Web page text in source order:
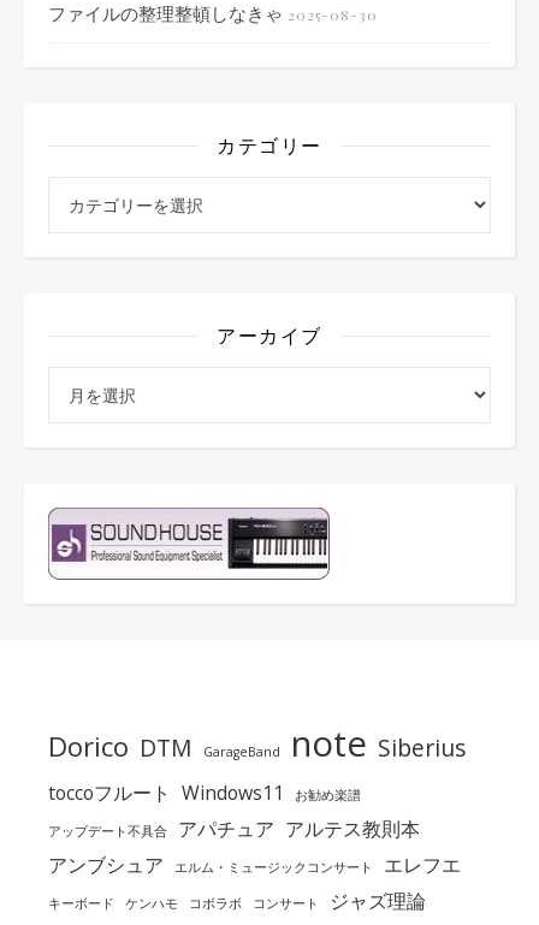
ファイルの整理整頓しなきゃ 2025-08-30
カテゴリー
アーカイブ
Dorico DTM GarageBand note Siberius
toccoフルート Windows11 お勧め楽譜
アップデート不具合 アパチュア アルテス教則本
アンブシュア
エルム・ミュージックコンサート エレフエ
キーボード ケンハモ コボラボ コンサート ジャズ理論